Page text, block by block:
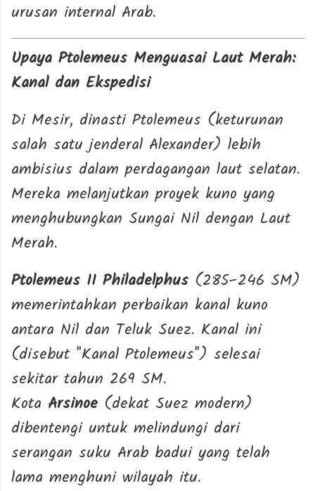
urusan internal Arab.
Upaya Ptolemeus Menguasai Laut Merah:
Kanal dan Ekspedisi
Di Mesir, dinasti Ptolemeus (keturunan
salah satu jenderal Alexander) lebih
ambisius dalam perdagangan laut selatan.
Mereka melanjutkan proyek kuno yang
menghubungkan Sungai Nil dengan Laut
Merah.
Ptolemeus II Philadelphus (285–246 SM)
memerintahkan perbaikan kanal kuno
antara Nil dan Teluk Suez. Kanal ini
(disebut "Kanal Ptolemeus") selesai
sekitar tahun 269 SM.
Kota Arsinoe (dekat Suez modern)
dibentengi untuk melindungi dari
serangan suku Arab badui yang telah
lama menghuni wilayah itu.